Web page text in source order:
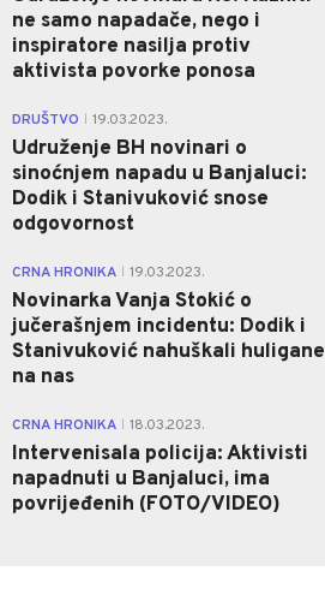
ne samo napadače, nego i
inspiratore nasilja protiv
aktivista povorke ponosa
DRUŠTVO 19.03.2023.
Udruženje BH novinari o
sinoćnjem napadu u Banjaluci:
Dodik i Stanivuković snose
odgovornost
CRNA HRONIKA 19.03.2023.
Novinarka Vanja Stokić o
jučerašnjem incidentu: Dodik i
Stanivuković nahuškali huligane
na nas
CRNA HRONIKA 18.03.2023.
Intervenisala policija: Aktivisti
napadnuti u Banjaluci, ima
povrijeđenih (FOTO/VIDEO)